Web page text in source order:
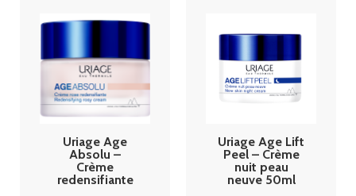
Uriage Age
Absolu –
Crème
redensifiante
Uriage Age Lift
Peel – Crème
nuit peau
neuve 50ml